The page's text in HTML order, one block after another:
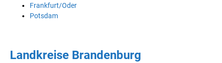
Frankfurt/Oder
Potsdam
Landkreise Brandenburg